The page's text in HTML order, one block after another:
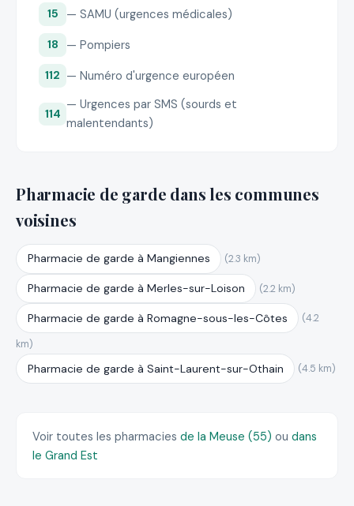
15 — SAMU (urgences médicales)
18 — Pompiers
112 — Numéro d'urgence européen
114
— Urgences par SMS (sourds et
malentendants)
Pharmacie de garde dans les communes
voisines
Pharmacie de garde à Mangiennes (2.3 km)
Pharmacie de garde à Merles-sur-Loison (2.2 km)
Pharmacie de garde à Romagne-sous-les-Côtes (4.2
km)
Pharmacie de garde à Saint-Laurent-sur-Othain (4.5 km)
Voir toutes les pharmacies de la Meuse (55) ou dans
le Grand Est